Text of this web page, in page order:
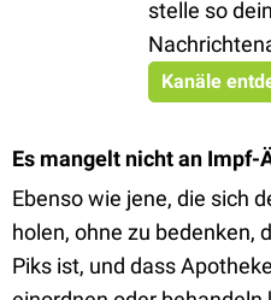
stelle so
Kanäle
Es mangelt nicht an Impf-
Ebenso wie jene, die sich
holen, ohne zu bedenken,
Piks ist, und dass